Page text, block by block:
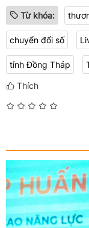
Từ khóa:
chuyển đổi số
tỉnh Đồng Tháp
Thích